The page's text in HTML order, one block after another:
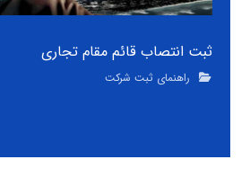
ثبت انتصاب قائم مقام تجاری
راهنمای ثبت شرکت